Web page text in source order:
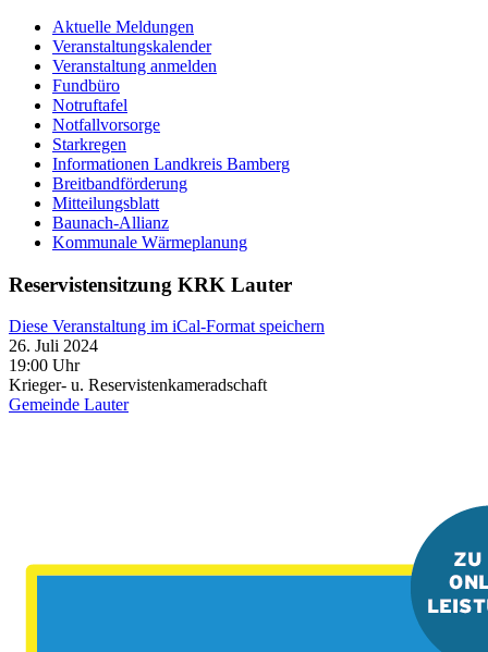
Aktuelle Meldungen
Veranstaltungskalender
Veranstaltung anmelden
Fundbüro
Notruftafel
Notfallvorsorge
Starkregen
Informationen Landkreis Bamberg
Breitbandförderung
Mitteilungsblatt
Baunach-Allianz
Kommunale Wärmeplanung
Reservistensitzung KRK Lauter
Diese Veranstaltung im iCal-Format speichern
26. Juli 2024
19:00 Uhr
Krieger- u. Reservistenkameradschaft
Gemeinde Lauter